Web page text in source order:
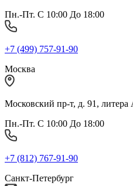
Пн.-Пт. С 10:00 До 18:00
+7 (499) 757-91-90
Москва
Московский пр-т, д. 91,
Пн.-Пт. С 10:00 До 18:00
+7 (812) 767-91-90
Санкт-Петербург